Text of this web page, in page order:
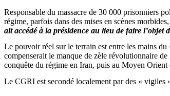
Responsable du massacre de 30 000 prisonniers
régime, parfois dans des mises en scènes
ait accédé à la présidence au lieu de faire
Le pouvoir réel sur le terrain est entre les mains du
compenserait le manque de zèle révolutionnaire
conquête du régime en Iran, puis au Moyen Orient
Le CGRI est secondé localement par des « vigiles